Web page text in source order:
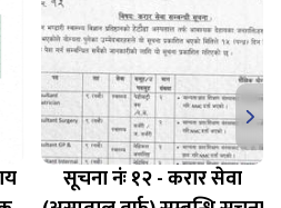
सूचना नंः १२ - करार सेवा